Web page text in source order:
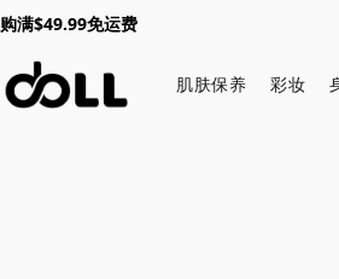
购满$49.99免运费
肌肤保养 彩妆